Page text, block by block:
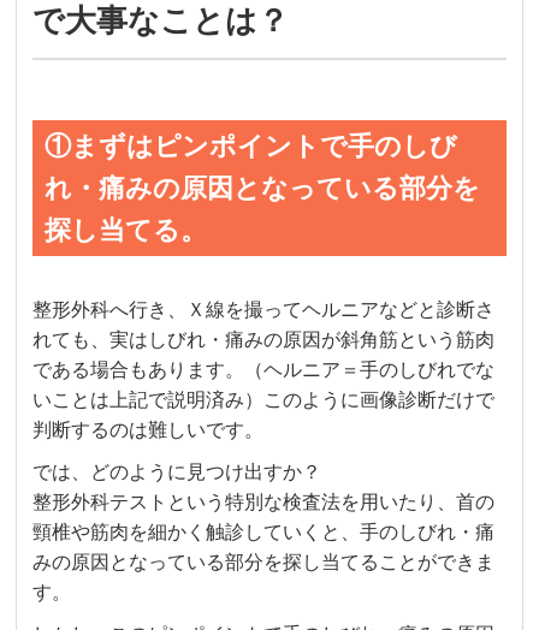
で大事なことは？
①まずはピンポイントで手のしび
れ・痛みの原因となっている部分を
探し当てる。
整形外科へ行き、Ｘ線を撮ってヘルニアなどと診断さ
れても、実はしびれ・痛みの原因が斜角筋という筋肉
である場合もあります。（ヘルニア＝手のしびれでな
いことは上記で説明済み）このように画像診断だけで
判断するのは難しいです。
では、どのように見つけ出すか？
整形外科テストという特別な検査法を用いたり、首の
頸椎や筋肉を細かく触診していくと、手のしびれ・痛
みの原因となっている部分を探し当てることができま
す。